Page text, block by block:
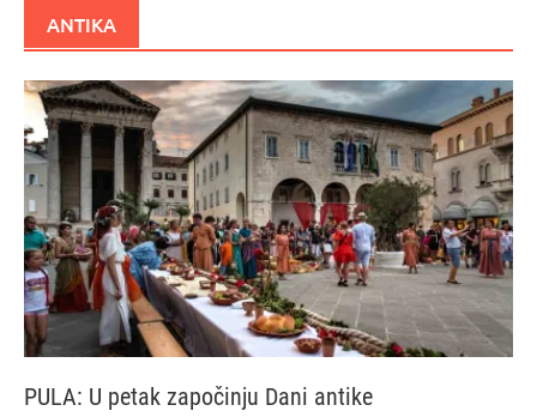
ANTIKA
PULA: U petak započinju Dani antike